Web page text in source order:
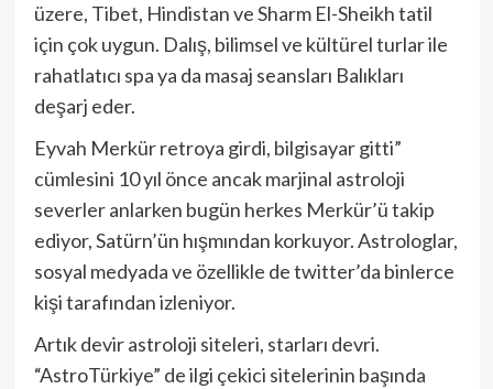
üzere, Tibet, Hindistan ve Sharm El-Sheikh tatil
için çok uygun. Dalış, bilimsel ve kültürel turlar ile
rahatlatıcı spa ya da masaj seansları Balıkları
deşarj eder.
Eyvah Merkür retroya girdi, bilgisayar gitti”
cümlesini 10 yıl önce ancak marjinal astroloji
severler anlarken bugün herkes Merkür’ü takip
ediyor, Satürn’ün hışmından korkuyor. Astrologlar,
sosyal medyada ve özellikle de twitter’da binlerce
kişi tarafından izleniyor.
Artık devir astroloji siteleri, starları devri.
“AstroTürkiye” de ilgi çekici sitelerinin başında